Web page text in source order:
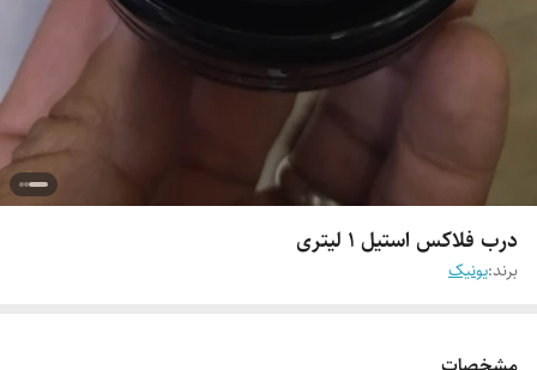
درب فلاکس استیل ۱ لیتری
برند:یونیک